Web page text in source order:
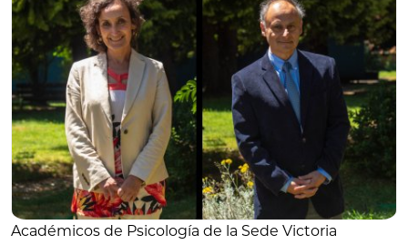
Académicos de Psicología de la Sede Victoria